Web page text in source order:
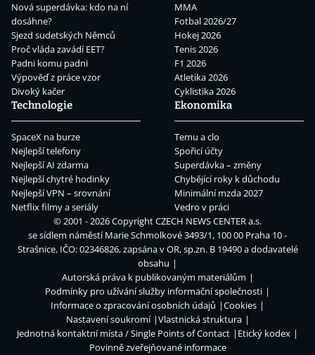
Nová superdávka: kdo na ní
dosáhne?
Sjezd sudetských Němců
Proč vláda zavádí EET?
Padni komu padni
Výpověď z práce vzor
Divoký kačer
MMA
Fotbal 2026/27
Hokej 2026
Tenis 2026
F1 2026
Atletika 2026
Cyklistika 2026
Technologie
SpaceX na burze
Nejlepší telefony
Nejlepší AI zdarma
Nejlepší chytré hodinky
Nejlepší VPN – srovnání
Netflix filmy a seriály
Ekonomika
Temu a clo
Spořicí účty
Superdávka – změny
Chybějící roky k důchodu
Minimální mzda 2027
Vedro v práci
© 2001 - 2026 CopyrightCZECH NEWS CENTER a.s.
se sídlem náměstí Marie Schmolkové 3493/1, 100 00 Praha 10 -
Strašnice, IČO: 02346826, zapsána v OR, sp.zn. B 19490 a dodavatelé
obsahu
Autorská práva k publikovaným materiálům
Podmínky pro užívání služby informační společnosti
Informace o zpracování osobních údajů
Cookies
Nastavení soukromí
Vlastnická struktura
Jednotná kontaktní místa / Single Points of Contact
Etický kodex
Povinně zveřejňované informace